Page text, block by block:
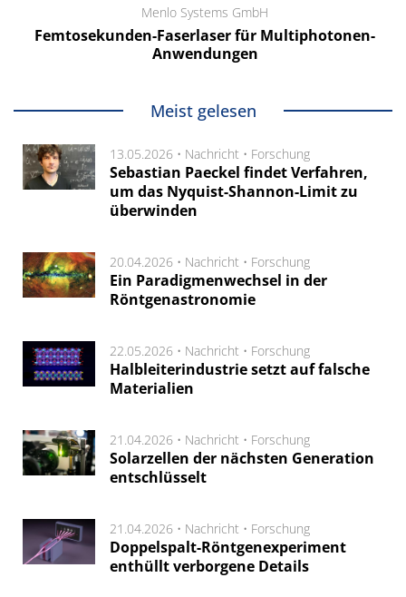
Menlo Systems GmbH
Femtosekunden-Faserlaser für Multiphotonen-
Anwendungen
Meist gelesen
13.05.2026 • Nachricht • Forschung
Sebastian Paeckel findet Verfahren,
um das Nyquist-Shannon-Limit zu
überwinden
20.04.2026 • Nachricht • Forschung
Ein Paradigmenwechsel in der
Röntgenastronomie
22.05.2026 • Nachricht • Forschung
Halbleiterindustrie setzt auf falsche
Materialien
21.04.2026 • Nachricht • Forschung
Solarzellen der nächsten Generation
entschlüsselt
21.04.2026 • Nachricht • Forschung
Doppelspalt-Röntgenexperiment
enthüllt verborgene Details